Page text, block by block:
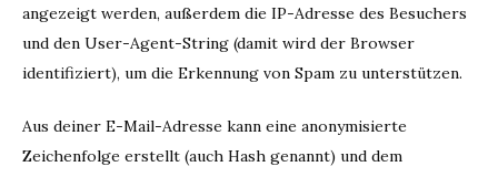
angezeigt werden, außerdem die IP-Adresse des Besuchers
und den User-Agent-String (damit wird der Browser
identifiziert), um die Erkennung von Spam zu unterstützen.
Aus deiner E-Mail-Adresse kann eine anonymisierte
Zeichenfolge erstellt (auch Hash genannt) und dem